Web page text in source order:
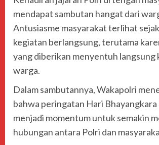
mendapat sambutan hangat dari
Antusiasme masyarakat terlihat
kegiatan berlangsung, terutama
yang diberikan menyentuh langsung
warga.
Dalam sambutannya, Wakapolri
bahwa peringatan Hari Bhayangkara
menjadi momentum untuk semakin
hubungan antara Polri dan